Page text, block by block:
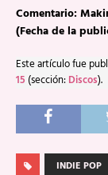
Comentario:
(Fecha de la
Este artículo fue
15 (sección: Discos).
INDIE POP